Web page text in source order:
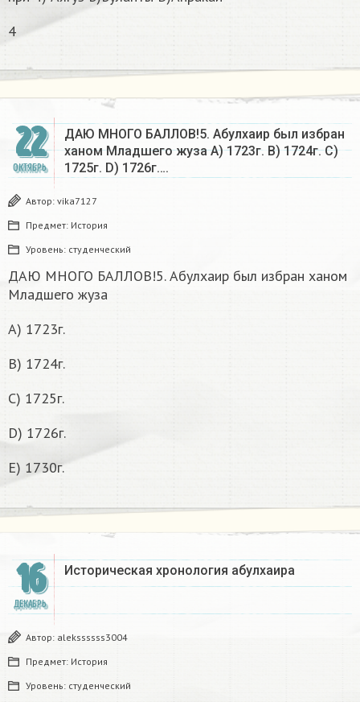
4​
22
ОКТЯБРЬ
ДАЮ МНОГО БАЛЛОВ!5. Абулхаир был избран
ханом Младшего жуза A) 1723г. B) 1724г. C)
1725г. D) 1726г….
Автор: vika7127
Предмет: История
Уровень: студенческий
ДАЮ МНОГО БАЛЛОВ!5. Абулхаир был избран ханом
Младшего жуза
A) 1723г.
B) 1724г.
C) 1725г.
D) 1726г.
E) 1730г.
16
ДЕКАБРЬ
Историческая хронология абулхаира​
Автор: alekssssss3004
Предмет: История
Уровень: студенческий